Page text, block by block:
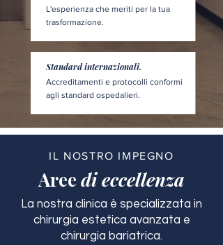
L'esperienza che meriti per la tua
trasformazione.
Standard internazionali.
Accreditamenti e protocolli conformi
agli standard ospedalieri.
IL NOSTRO IMPEGNO
Aree di eccellenza
La nostra clinica è specializzata in
chirurgia estetica avanzata e
chirurgia bariatrica.